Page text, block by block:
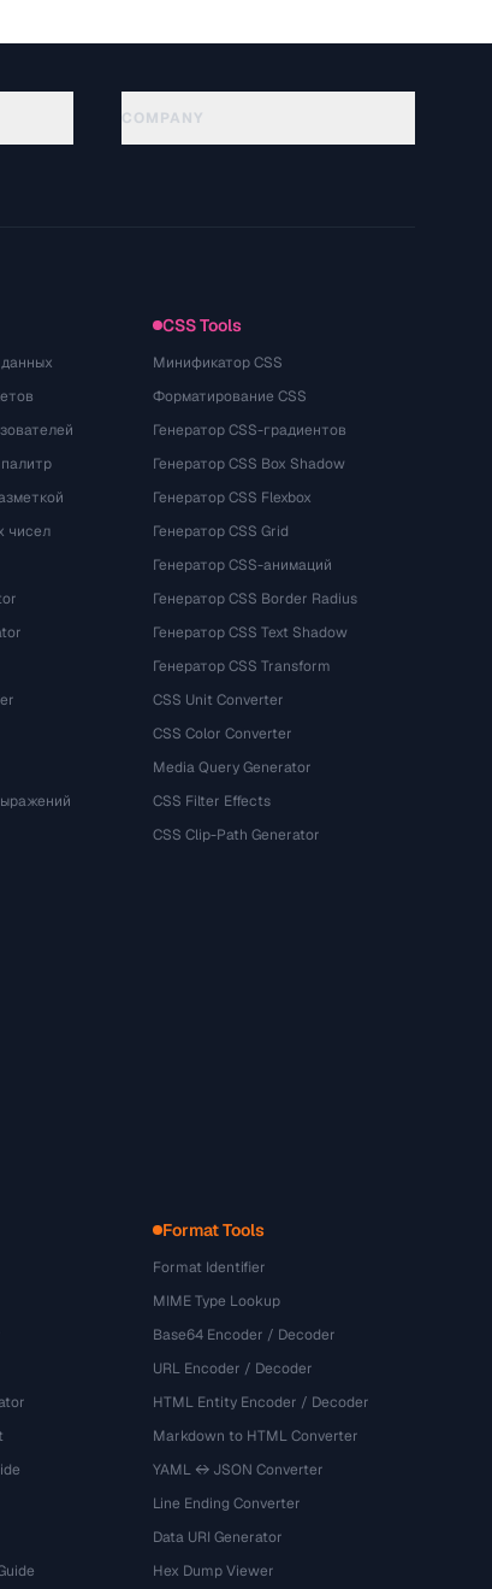
COMPANY
чисел
CSS Tools
Минификатор CSS
Форматирование CSS
Генератор CSS-градиентов
Генератор CSS Box Shadow
Генератор CSS Flexbox
Генератор CSS Grid
Генератор CSS-анимаций
Генератор CSS Border Radius
Генератор CSS Text Shadow
Генератор CSS Transform
CSS Unit Converter
CSS Color Converter
Media Query Generator
CSS Filter Effects
CSS Clip-Path Generator
Format Tools
Format Identifier
MIME Type Lookup
Base64 Encoder / Decoder
URL Encoder / Decoder
HTML Entity Encoder / Decoder
Markdown to HTML Converter
YAML ↔ JSON Converter
Line Ending Converter
Data URI Generator
Hex Dump Viewer